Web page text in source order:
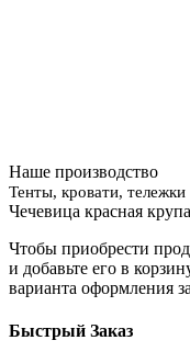
Наше производство
Тенты, кровати, тележки
Чечевица красная
Чтобы приобрести
и добавьте его в
варианта оформления
Быстрый Заказ